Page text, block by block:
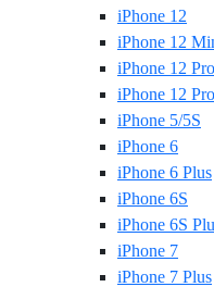
iPhone 12
iPhone 12
iPhone 12 Pro
iPhone 12
iPhone 5/5S
iPhone 6
iPhone 6 Plus
iPhone 6S
iPhone 6S
iPhone 7
iPhone 7 Plus